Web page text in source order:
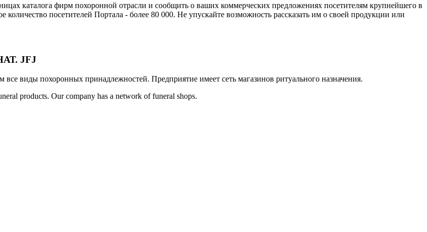
каталога фирм похоронной отрасли и сообщить о ваших коммерческих предложениях посетителям крупнейшего в
посетителей Портала - более 80 000. Не упускайте возможность рассказать им о своей продукции или
JFJ
виды похоронных принадлежностей. Предприятие имеет сеть магазинов ритуального назначения.
products. Our company has a network of funeral shops.